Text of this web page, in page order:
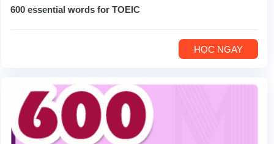
600 essential words for TOEIC
HỌC NGAY